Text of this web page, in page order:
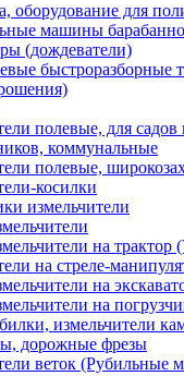
оборудование для
машины
(дождеватели)
быстроразборные
полевые, для садов
коммунальные
полевые,
косилки
измельчители
на трактор
на стреле-
на
на
измельчители
дорожные фрезы
веток (Рубильные